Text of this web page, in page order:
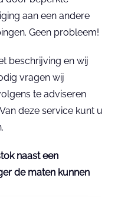
aan een andere
Geen probleem!
beschrijving en wij
vragen wij
te adviseren
deze service kunt u
naast een
de maten kunnen